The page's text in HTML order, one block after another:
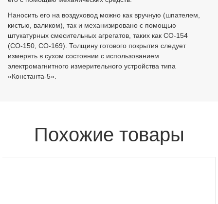
Наносить его на воздуховод можно как вручную (шпателем,
кистью, валиком), так и механизировано с помощью
штукатурных смесительных агрегатов, таких как СО-154
(СО-150, СО-169). Толщину готового покрытия следует
измерять в сухом состоянии с использованием
электромагнитного измерительного устройства типа
«Константа-5».
Похожие товары